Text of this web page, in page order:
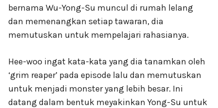
bernama Wu-Yong-Su muncul di rumah lelang
dan memenangkan setiap tawaran, dia
memutuskan untuk mempelajari rahasianya.
Hee-woo ingat kata-kata yang dia tanamkan oleh
‘grim reaper’ pada episode lalu dan memutuskan
untuk menjadi monster yang lebih besar. Ini
datang dalam bentuk meyakinkan Yong-Su untuk